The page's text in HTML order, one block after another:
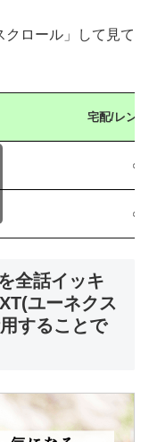
ロール」して見て
宅配/レン
○
○
全話イッキ
ユーネクス
することで